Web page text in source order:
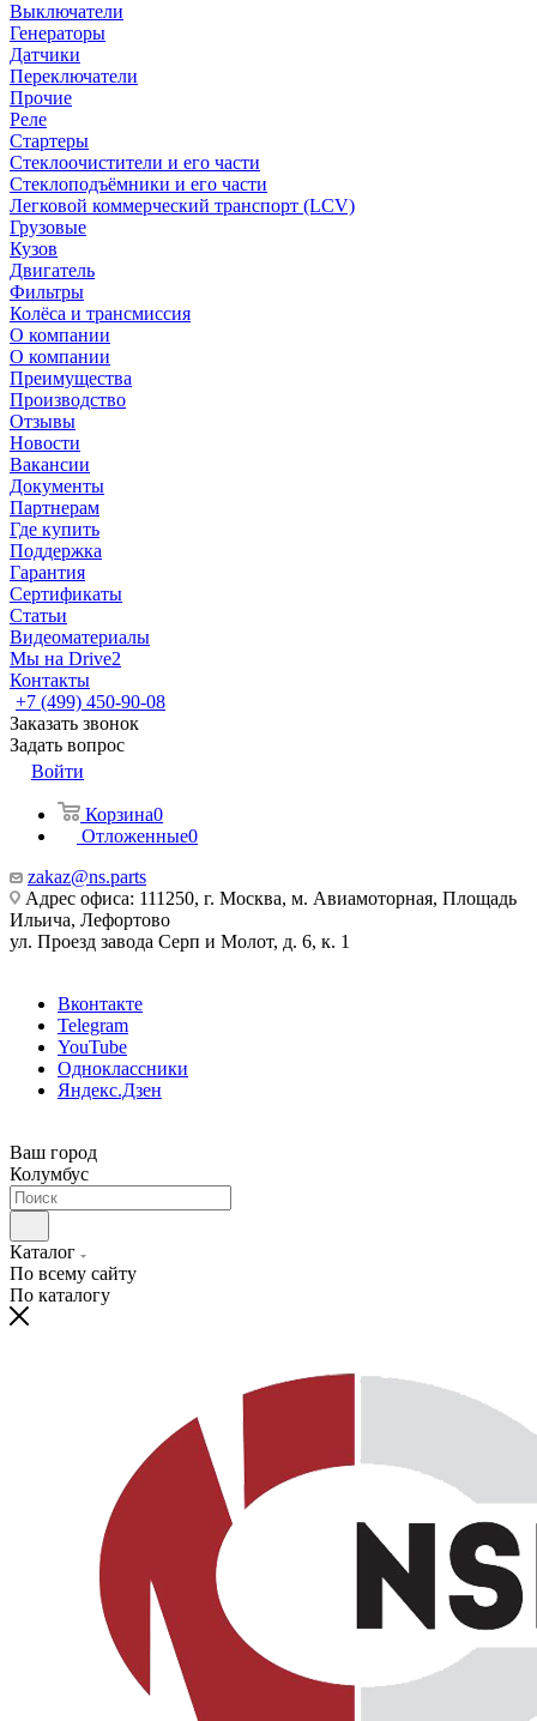
Выключатели
Генераторы
Датчики
Переключатели
Прочие
Реле
Стартеры
Стеклоочистители и его части
Стеклоподъёмники и его части
Легковой коммерческий транспорт (LCV)
Грузовые
Кузов
Двигатель
Фильтры
Колёса и трансмиссия
О компании
О компании
Преимущества
Производство
Отзывы
Новости
Вакансии
Документы
Партнерам
Где купить
Поддержка
Гарантия
Сертификаты
Статьи
Видеоматериалы
Мы на Drive2
Контакты
+7 (499) 450-90-08
Заказать звонок
Задать вопрос
Войти
Корзина0
Отложенные0
zakaz@ns.parts
Адрес офиса: 111250, г. Москва, м. Авиамоторная, Площадь
Ильича, Лефортово
ул. Проезд завода Серп и Молот, д. 6, к. 1
Вконтакте
Telegram
YouTube
Одноклассники
Яндекс.Дзен
Ваш город
Колумбус
Каталог
По всему сайту
По каталогу